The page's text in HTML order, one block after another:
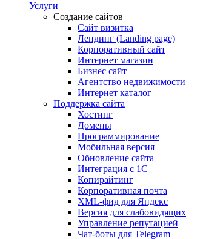
Услуги
Создание сайтов
Сайт визитка
Лендинг (Landing page)
Корпоративный сайт
Интернет магазин
Бизнес сайт
Агентство недвижимости
Интернет каталог
Поддержка сайта
Хостинг
Домены
Программирование
Мобильная версия
Обновление сайта
Интеграция с 1С
Копирайтинг
Корпоративная почта
XML-фид для Яндекс
Версия для слабовидящих
Управление репутацией
Чат-боты для Telegram